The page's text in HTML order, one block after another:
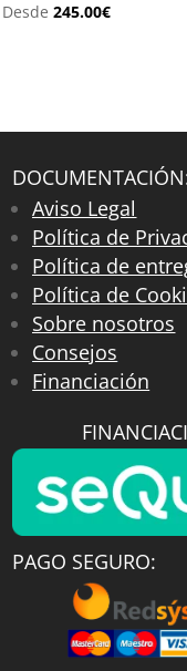
Desde245.00€
Aviso Legal
Política de
Política de
Política de
Sobre nosotros
Consejos
Financiación
PAGO SEGURO: